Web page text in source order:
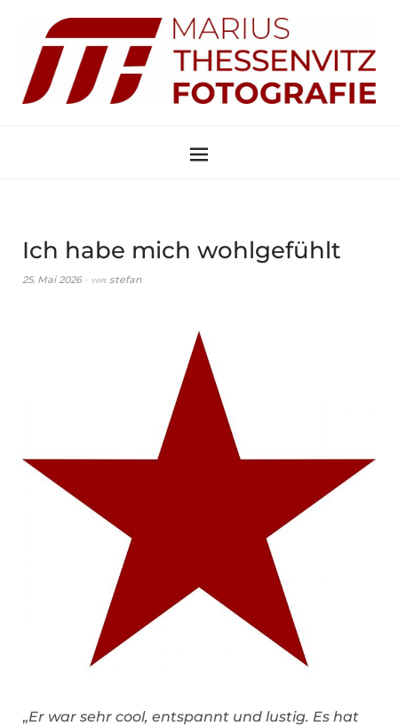
Ich habe mich wohlgefühlt
25. Mai 2026 von stefan
„Er war sehr cool, entspannt und lustig. Es hat